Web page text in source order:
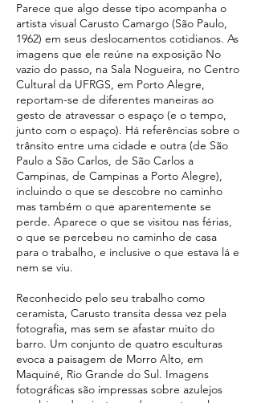
Parece que algo desse tipo acompanha o
artista visual Carusto Camargo (São Paulo,
1962) em seus deslocamentos cotidianos. As
imagens que ele reúne na exposição No
vazio do passo, na Sala Nogueira, no Centro
Cultural da UFRGS, em Porto Alegre,
reportam-se de diferentes maneiras ao
gesto de atravessar o espaço (e o tempo,
junto com o espaço). Há referências sobre o
trânsito entre uma cidade e outra (de São
Paulo a São Carlos, de São Carlos a
Campinas, de Campinas a Porto Alegre),
incluindo o que se descobre no caminho
mas também o que aparentemente se
perde. Aparece o que se visitou nas férias,
o que se percebeu no caminho de casa
para o trabalho, e inclusive o que estava lá e
nem se viu.
Reconhecido pelo seu trabalho como
ceramista, Carusto transita dessa vez pela
fotografia, mas sem se afastar muito do
barro. Um conjunto de quatro esculturas
evoca a paisagem de Morro Alto, em
Maquiné, Rio Grande do Sul. Imagens
fotográficas são impressas sobre azulejos